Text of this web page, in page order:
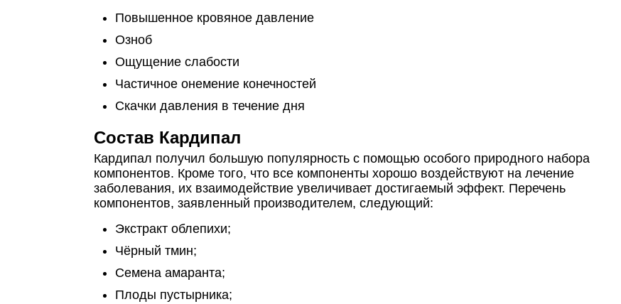
Повышенное кровяное давление
Озноб
Ощущение слабости
Частичное онемение конечностей
Скачки давления в течение дня
Состав Кардипал
Кардипал получил большую популярность с помощью особого природного набора
компонентов. Кроме того, что все компоненты хорошо воздействуют на лечение
заболевания, их взаимодействие увеличивает достигаемый эффект. Перечень
компонентов, заявленный производителем, следующий:
Экстракт облепихи;
Чёрный тмин;
Семена амаранта;
Плоды пустырника;